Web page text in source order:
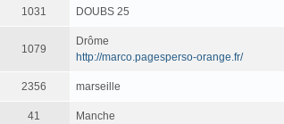
1031 DOUBS 25
1079
Drôme
http://marco.pagesperso-orange.fr/
2356 marseille
41 Manche